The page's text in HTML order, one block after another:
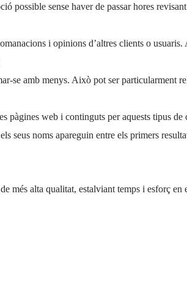
possible sense haver de passar hores
i opinions d’altres clients o
se amb menys. Això pot ser particularment
pàgines web i continguts per aquests tipus de
seus noms apareguin entre els primers
més alta qualitat, estalviant temps i esforç en